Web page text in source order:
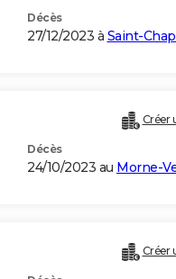
Décès
27/12/2023 à Saint-
Créer
Décès
24/10/2023 au Morne-
Créer